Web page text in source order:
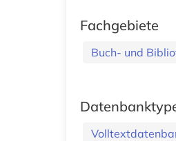
Fachgebiete
Buch- und